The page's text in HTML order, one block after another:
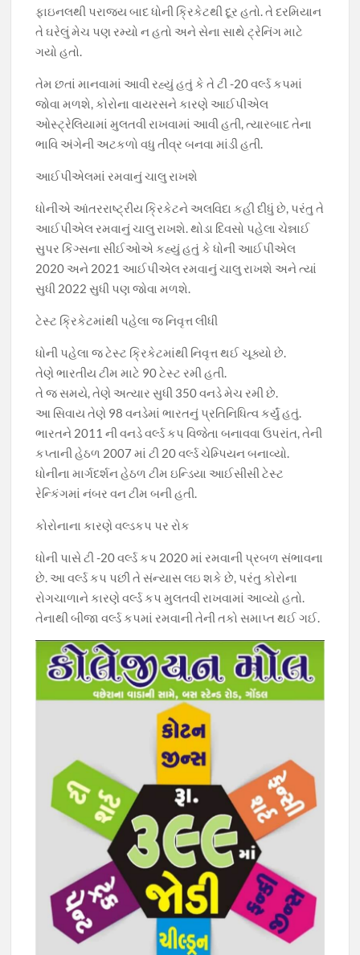
ફાઇનલથી પરાજય બાદ ધોની ક્રિકેટથી દૂર હતો. તે દરમિયાન
તે ઘરેલું મેચ પણ રમ્યો ન હતો અને સેના સાથે ટ્રેનિંગ માટે
ગયો હતો.
તેમ છતાં માનવામાં આવી રહ્યું હતું કે તે ટી -20 વર્લ્ડ કપમાં
જોવા મળશે, કોરોના વાયરસને કારણે આઈપીએલ
ઓસ્ટ્રેલિયામાં મુલતવી રાખવામાં આવી હતી, ત્યારબાદ તેના
ભાવિ અંગેની અટકળો વધુ તીવ્ર બનવા માંડી હતી.
આઈપીએલમાં રમવાનું ચાલુ રાખશે
ધોનીએ આંતરરાષ્ટ્રીય ક્રિકેટને અલવિદા કહી દીધું છે, પરંતુ તે
આઈપીએલ રમવાનું ચાલુ રાખશે. થોડા દિવસો પહેલા ચેન્નાઈ
સુપર કિંગ્સના સીઈઓએ કહ્યું હતું કે ધોની આઈપીએલ
2020 અને 2021 આઈપીએલ રમવાનું ચાલુ રાખશે અને ત્યાં
સુધી 2022 સુધી પણ જોવા મળશે.
ટેસ્ટ ક્રિકેટમાંથી પહેલા જ નિવૃત્ત લીધી
ધોની પહેલા જ ટેસ્ટ ક્રિકેટમાંથી નિવૃત્ત થઈ ચૂક્યો છે.
તેણે ભારતીય ટીમ માટે 90 ટેસ્ટ રમી હતી.
તે જ સમયે, તેણે અત્યાર સુધી 350 વનડે મેચ રમી છે.
આ સિવાય તેણે 98 વનડેમાં ભારતનું પ્રતિનિધિત્વ કર્યું હતું.
ભારતને 2011 ની વનડે વર્લ્ડ કપ વિજેતા બનાવવા ઉપરાંત, તેની
કપ્તાની હેઠળ 2007 માં ટી 20 વર્લ્ડ ચેમ્પિયન બનાવ્યો.
ધોનીના માર્ગદર્શન હેઠળ ટીમ ઇન્ડિયા આઈસીસી ટેસ્ટ
રેન્કિંગમાં નંબર વન ટીમ બની હતી.
કોરોનાના કારણે વલ્ડકપ પર રોક
ધોની પાસે ટી -20 વર્લ્ડ કપ 2020 માં રમવાની પ્રબળ સંભાવના
છે. આ વર્લ્ડ કપ પછી તે સંન્યાસ લઇ શકે છે, પરંતુ કોરોના
રોગચાળાને કારણે વર્લ્ડ કપ મુલતવી રાખવામાં આવ્યો હતો.
તેનાથી બીજા વર્લ્ડ કપમાં રમવાની તેની તકો સમાપ્ત થઈ ગઈ.